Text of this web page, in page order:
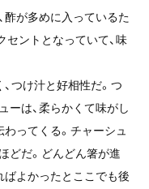
酢が多めに入っているた
ントとなっていて、味
つけ汁と好相性だ。つ
ーは、柔らかくて味がし
ってくる。チャーシュ
どだ。どんどん箸が進
よかったとここでも後